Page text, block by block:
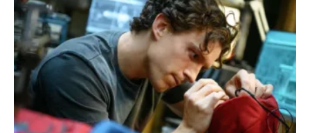
tinggi kena komplikasi & meninggal
dunia
Mohon untuk saya jelaskan kenapa.
Penyakit COVID-19 ini adalah disebabkan virus yang
dinamakan sebagai SARS-CoV-2 iaitu nama panjangnya
Severe Acute Respiratory Syndrome Coronavirus-2.